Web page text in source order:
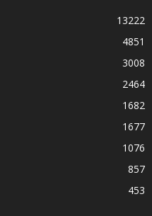
13222
4851
3008
2464
1682
1677
1076
857
453